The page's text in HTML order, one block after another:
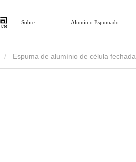
Sobre Alumínio Espumado
Espuma de alumínio de célula fechada